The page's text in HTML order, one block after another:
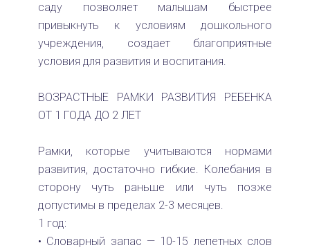
саду позволяет малышам быстрее
привыкнуть к условиям дошкольного
учреждения, создает благоприятные
условия для развития и воспитания.
ВОЗРАСТНЫЕ РАМКИ РАЗВИТИЯ РЕБЕНКА
ОТ 1 ГОДА ДО 2 ЛЕТ
Рамки, которые учитываются нормами
развития, достаточно гибкие. Колебания в
сторону чуть раньше или чуть позже
допустимы в пределах 2-3 месяцев.
1 год:
• Словарный запас — 10-15 лепетных слов